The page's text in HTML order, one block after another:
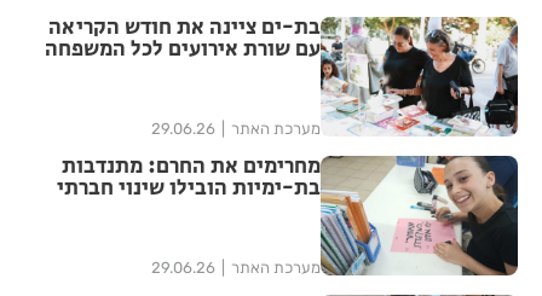
בת-ים ציינה את חודש הקריאה
עם שורת אירועים לכל המשפחה
מערכת האתר 29.06.26
מחרימים את החרם: מתנדבות
בת-ימיות הובילו שינוי חברתי
מערכת האתר 29.06.26